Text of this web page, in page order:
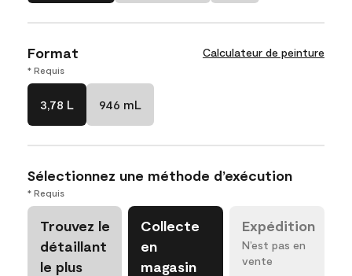
Format Calculateur de peinture
* Requis
3,78 L 946 mL
Sélectionnez une méthode d’exécution
* Requis
Trouvez le
détaillant
le plus
Collecte
en
magasin
Expédition
N’est pas en
vente